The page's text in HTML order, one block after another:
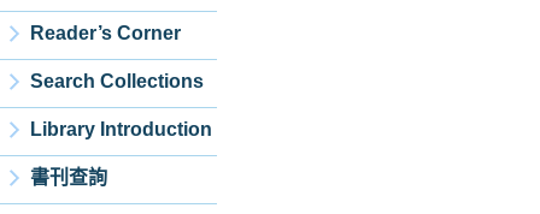
Reader’s Corner
Search Collections
Library Introduction
書刊查詢